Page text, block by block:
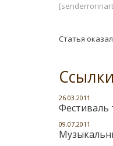
Статья
26.03.2011
Фестиваль
09.07.2011